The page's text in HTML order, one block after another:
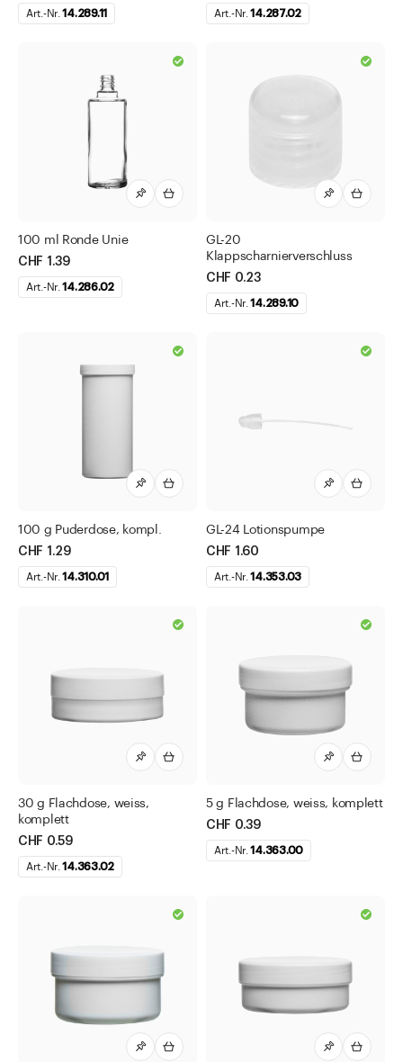
Art.-Nr.14.289.11 Art.-Nr.14.287.02
100 ml Ronde Unie
CHF 1.39
Art.-Nr.14.286.02
GL-20
Klappscharnierverschluss
CHF 0.23
Art.-Nr.14.289.10
100 g Puderdose, kompl.
CHF 1.29
Art.-Nr.14.310.01
GL-24 Lotionspumpe
CHF 1.60
Art.-Nr.14.353.03
30 g Flachdose, weiss,
komplett
CHF 0.59
Art.-Nr.14.363.02
5 g Flachdose, weiss, komplett
CHF 0.39
Art.-Nr.14.363.00